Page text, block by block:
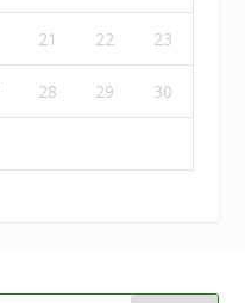
21 22 23
28 29 30